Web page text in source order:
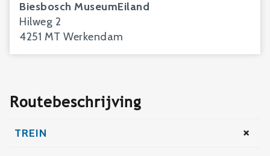
Biesbosch MuseumEiland
Hilweg 2
4251 MT Werkendam
Routebeschrijving
TREIN